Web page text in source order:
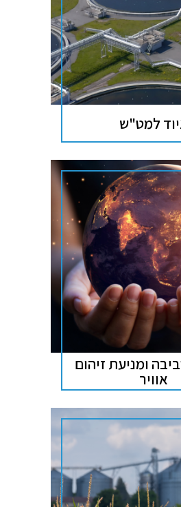
למט"ש
ומניעת זיהום
אוויר